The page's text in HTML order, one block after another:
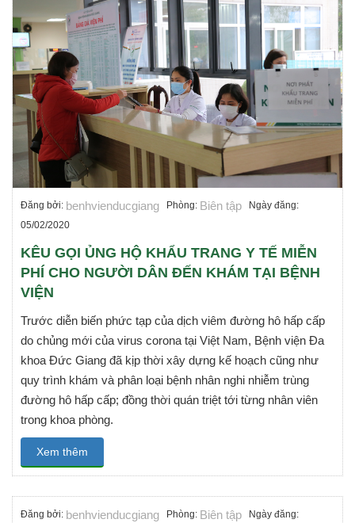
Đăng bởi: benhvienducgiang Phòng: Biên tập Ngày đăng:
05/02/2020
KÊU GỌI ỦNG HỘ KHẨU TRANG Y TẾ MIỄN
PHÍ CHO NGƯỜI DÂN ĐẾN KHÁM TẠI BỆNH
VIỆN
Trước diễn biến phức tạp của dịch viêm đường hô hấp cấp
do chủng mới của virus corona tại Việt Nam, Bệnh viện Đa
khoa Đức Giang đã kịp thời xây dựng kế hoạch cũng như
quy trình khám và phân loại bệnh nhân nghi nhiễm trùng
đường hô hấp cấp; đồng thời quán triệt tới từng nhân viên
trong khoa phòng.
Xem thêm
Đăng bởi: benhvienducgiang Phòng: Biên tập Ngày đăng: